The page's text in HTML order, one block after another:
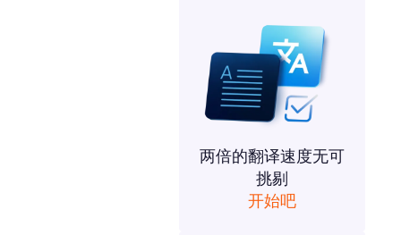
两倍的翻译速度无可
挑剔
开始吧